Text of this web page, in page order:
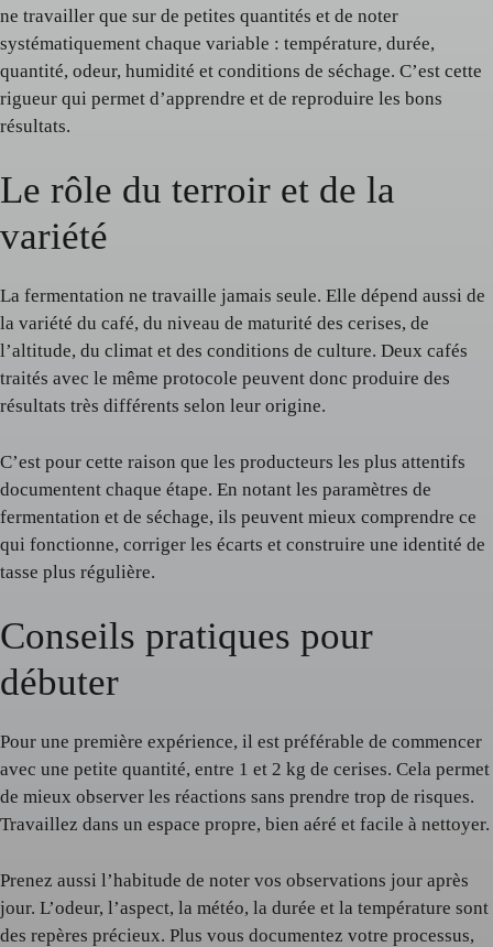
ne travailler que sur de petites quantités et de noter
systématiquement chaque variable : température, durée,
quantité, odeur, humidité et conditions de séchage. C’est cette
rigueur qui permet d’apprendre et de reproduire les bons
résultats.
Le rôle du terroir et de la
variété
La fermentation ne travaille jamais seule. Elle dépend aussi de
la variété du café, du niveau de maturité des cerises, de
l’altitude, du climat et des conditions de culture. Deux cafés
traités avec le même protocole peuvent donc produire des
résultats très différents selon leur origine.
C’est pour cette raison que les producteurs les plus attentifs
documentent chaque étape. En notant les paramètres de
fermentation et de séchage, ils peuvent mieux comprendre ce
qui fonctionne, corriger les écarts et construire une identité de
tasse plus régulière.
Conseils pratiques pour
débuter
Pour une première expérience, il est préférable de commencer
avec une petite quantité, entre 1 et 2 kg de cerises. Cela permet
de mieux observer les réactions sans prendre trop de risques.
Travaillez dans un espace propre, bien aéré et facile à nettoyer.
Prenez aussi l’habitude de noter vos observations jour après
jour. L’odeur, l’aspect, la météo, la durée et la température sont
des repères précieux. Plus vous documentez votre processus,